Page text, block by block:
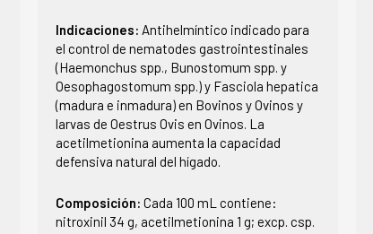
Indicaciones: Antihelmíntico indicado para
el control de nematodes gastrointestinales
(Haemonchus spp., Bunostomum spp. y
Oesophagostomum spp.) y Fasciola hepatica
(madura e inmadura) en Bovinos y Ovinos y
larvas de Oestrus Ovis en Ovinos. La
acetilmetionina aumenta la capacidad
defensiva natural del hígado.
Composición: Cada 100 mL contiene:
nitroxinil 34 g, acetilmetionina 1 g; excp. csp.